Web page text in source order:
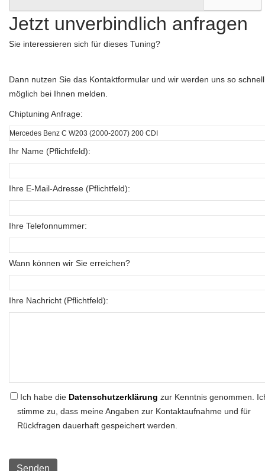
Jetzt unverbindlich anfragen
Sie interessieren sich für dieses Tuning?
Dann nutzen Sie das Kontaktformular und wir werden uns so
möglich bei Ihnen melden.
Chiptuning Anfrage:
Ihr Name (Pflichtfeld):
Ihre E-Mail-Adresse (Pflichtfeld):
Ihre Telefonnummer:
Wann können wir Sie erreichen?
Ihre Nachricht (Pflichtfeld):
Ich habe die Datenschutzerklärung zur Kenntnis genommen.
stimme zu, dass meine Angaben zur Kontaktaufnahme und für
Rückfragen dauerhaft gespeichert werden.